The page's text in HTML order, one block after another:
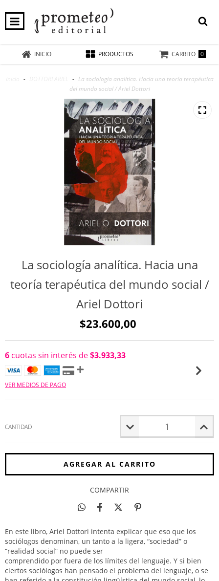
INICIO PRODUCTOS CARRITO 0
- - La sociología analítica. Hacia una teoría terapéutica
del mundo social / Ariel Dottori
La sociología analítica. Hacia una
teoría terapéutica del mundo social /
Ariel Dottori
$23.600,00
6 cuotas sin interés de$3.933,33
VER MEDIOS DE PAGO
CANTIDAD
COMPARTIR
En este libro, Ariel Dottori intenta explicar que eso que los
sociólogos denominan, un tanto a la ligera, “sociedad” o
“realidad social” no puede ser
comprendido por fuera de los límites del lenguaje. Y si bien
ciertos sociólogos han pensado el problema del lenguaje, o se